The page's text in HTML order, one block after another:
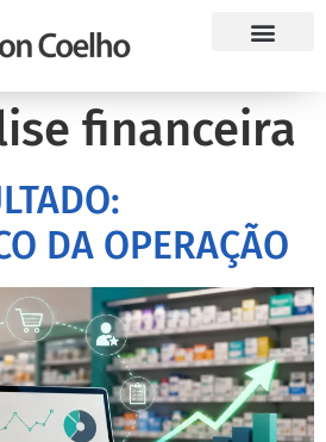
financeira
DA OPERAÇÃO